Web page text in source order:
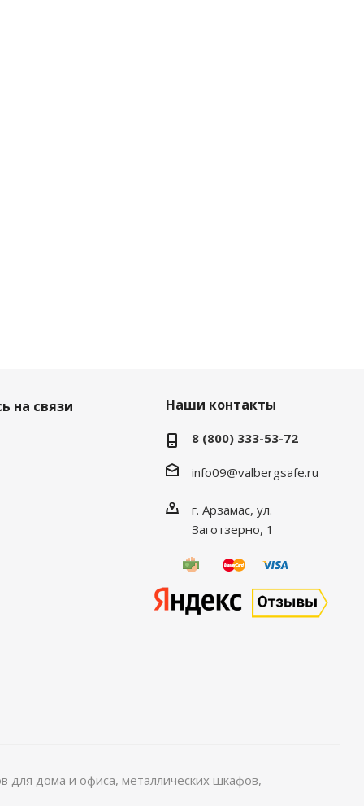
на связи Наши контакты
8 (800) 333-53-72
info09@valbergsafe.ru
г. Арзамас, ул.
Заготзерно, 1
для дома и офиса, металлических шкафов,